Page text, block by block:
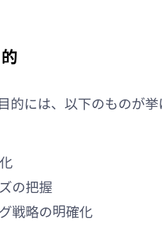
的には、以下のものが挙
の把握
戦略の明確化